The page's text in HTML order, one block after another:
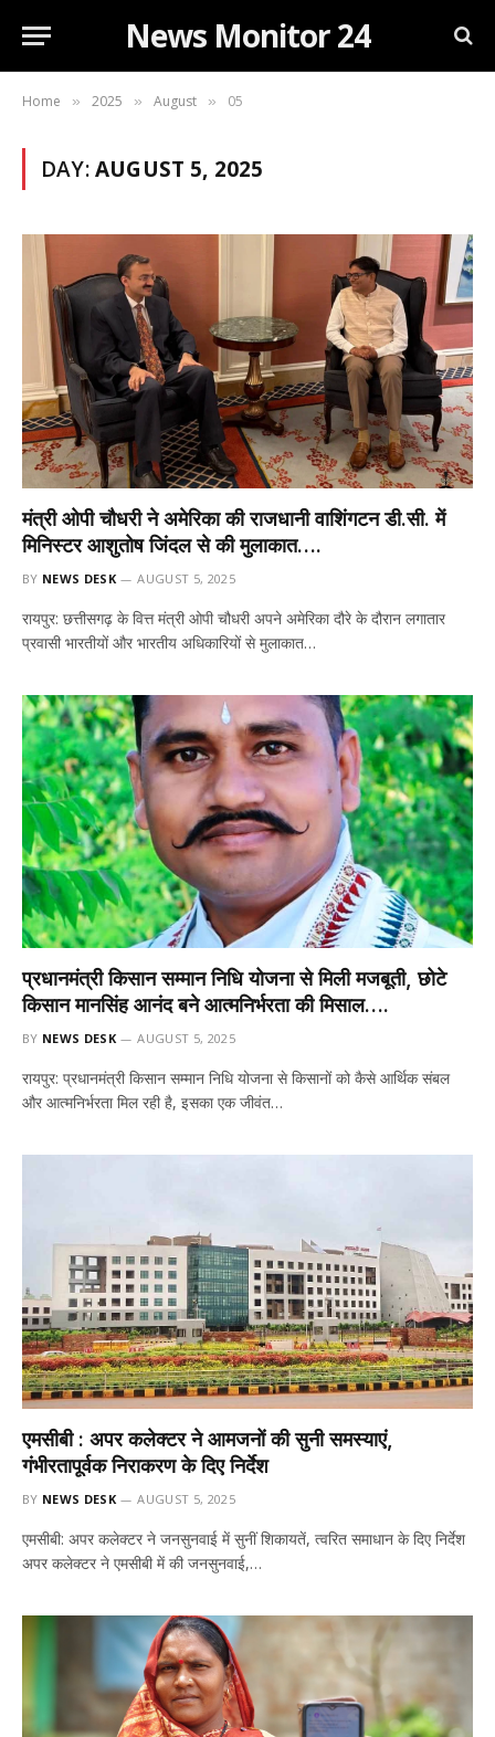
News Monitor 24
Home » 2025 » August » 05
DAY:AUGUST 5, 2025
मंत्री ओपी चौधरी ने अमेरिका की राजधानी वाशिंगटन डी.सी. में
मिनिस्टर आशुतोष जिंदल से की मुलाकात….
BY NEWS DESK AUGUST 5, 2025
रायपुर: छत्तीसगढ़ के वित्त मंत्री ओपी चौधरी अपने अमेरिका दौरे के दौरान लगातार
प्रवासी भारतीयों और भारतीय अधिकारियों से मुलाकात…
प्रधानमंत्री किसान सम्मान निधि योजना से मिली मजबूती, छोटे
किसान मानसिंह आनंद बने आत्मनिर्भरता की मिसाल….
BY NEWS DESK AUGUST 5, 2025
रायपुर: प्रधानमंत्री किसान सम्मान निधि योजना से किसानों को कैसे आर्थिक संबल
और आत्मनिर्भरता मिल रही है, इसका एक जीवंत…
एमसीबी : अपर कलेक्टर ने आमजनों की सुनी समस्याएं,
गंभीरतापूर्वक निराकरण के दिए निर्देश
BY NEWS DESK AUGUST 5, 2025
एमसीबी: अपर कलेक्टर ने जनसुनवाई में सुनीं शिकायतें, त्वरित समाधान के दिए निर्देश
अपर कलेक्टर ने एमसीबी में की जनसुनवाई,…